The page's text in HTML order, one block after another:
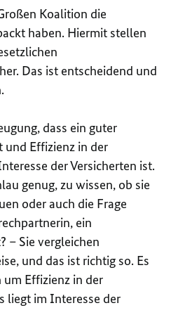
Koalition die
haben. Hiermit stellen
Das ist entscheidend und
dass ein guter
Effizienz in der
der Versicherten ist.
genug, zu wissen, ob sie
oder auch die Frage
ein
– Sie vergleichen
und das ist richtig so. Es
Effizienz in der
liegt im Interesse der